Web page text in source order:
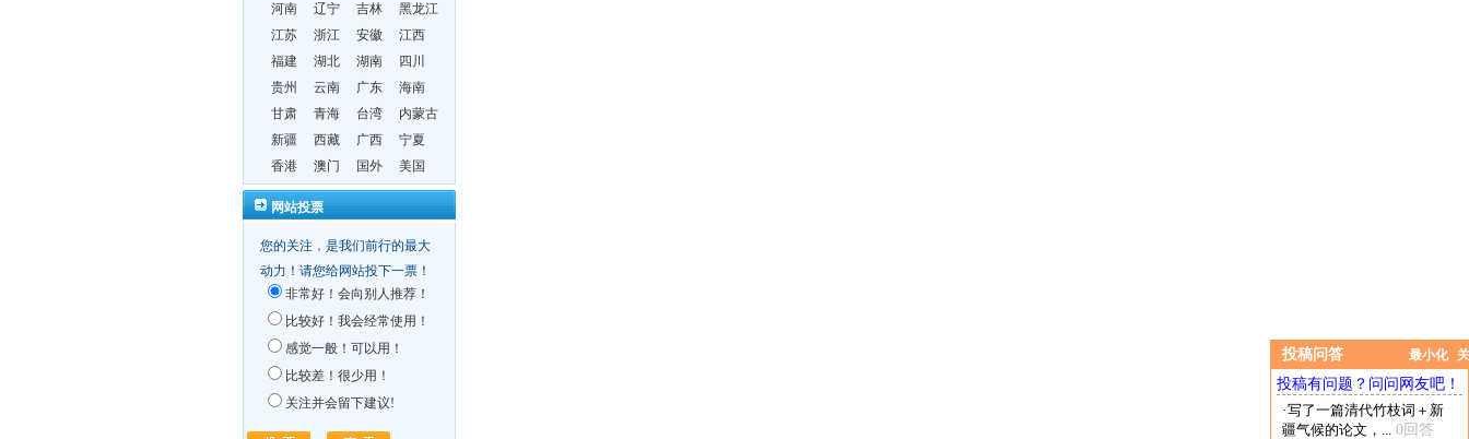
投稿问答 最小化
投稿有问题？问问网友吧！
·写了一篇清代竹枝词＋新
疆气候的论文，... 0回答
河南
辽宁 吉林
黑龙江
江苏
浙江 安徽
江西
福建
湖北 湖南
四川
贵州
云南 广东
海南
甘肃
青海 台湾
内蒙古
新疆
西藏 广西
宁夏
香港
澳门 国外 美国
网站投票
您的关注，是我们前行的最大
动力！请您给网站投下一票！
非常好！会向别人推荐！
比较好！我会经常使用！
感觉一般！可以用！
比较差！很少用！
关注并会留下建议!